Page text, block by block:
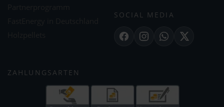
SOCIAL MEDIA
FacebookInstagramWhatsApp
X
ZAHLUNGSARTEN